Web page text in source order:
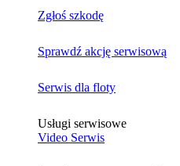
Zgłoś szkodę
Sprawdź akcję serwisową
Serwis dla floty
Usługi serwisowe
Video Serwis